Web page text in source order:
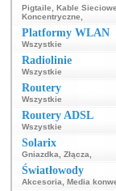
Pigtaile Kable
Koncentryczne
Platformy WLAN
Wszystkie
Radiolinie
Wszystkie
Routery
Wszystkie
Routery ADSL
Wszystkie
Solarix
Gniazdka Złącza
Światłowody
Akcesoria Media